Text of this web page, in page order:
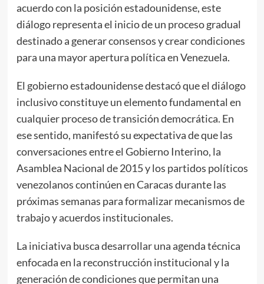
acuerdo con la posición estadounidense, este
diálogo representa el inicio de un proceso gradual
destinado a generar consensos y crear condiciones
para una mayor apertura política en Venezuela.
El gobierno estadounidense destacó que el diálogo
inclusivo constituye un elemento fundamental en
cualquier proceso de transición democrática. En
ese sentido, manifestó su expectativa de que las
conversaciones entre el Gobierno Interino, la
Asamblea Nacional de 2015 y los partidos políticos
venezolanos continúen en Caracas durante las
próximas semanas para formalizar mecanismos de
trabajo y acuerdos institucionales.
La iniciativa busca desarrollar una agenda técnica
enfocada en la reconstrucción institucional y la
generación de condiciones que permitan una